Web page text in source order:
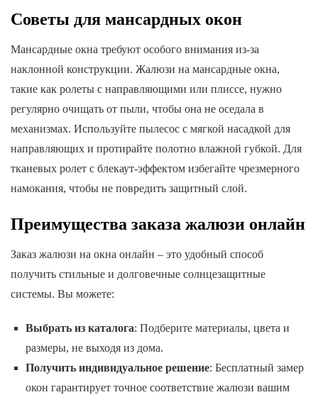
Советы для мансардных окон
Мансардные окна требуют особого внимания из-за
наклонной конструкции. Жалюзи на мансардные окна,
такие как ролеты с направляющими или плиссе, нужно
регулярно очищать от пыли, чтобы она не оседала в
механизмах. Используйте пылесос с мягкой насадкой для
направляющих и протирайте полотно влажной губкой. Для
тканевых ролет с блекаут-эффектом избегайте чрезмерного
намокания, чтобы не повредить защитный слой.
Преимущества заказа жалюзи онлайн
Заказ жалюзи на окна онлайн – это удобный способ
получить стильные и долговечные солнцезащитные
системы. Вы можете:
Выбрать из каталога: Подберите материалы, цвета и
размеры, не выходя из дома.
Получить индивидуальное решение: Бесплатный замер
окон гарантирует точное соответствие жалюзи вашим